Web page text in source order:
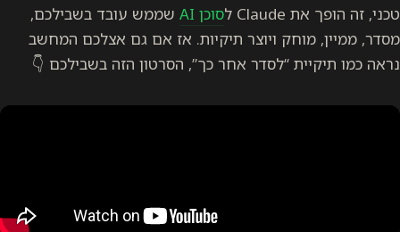
טכני, זה הופך את Claude ל
סוכן AI
שממש עובד בשבילכם,
מסדר, ממיין, מוחק ויוצר תיקיות. אז אם גם אצלכם המחשב
נראה כמו תיקיית “לסדר אחר כך”, הסרטון הזה בשבילכם 👇